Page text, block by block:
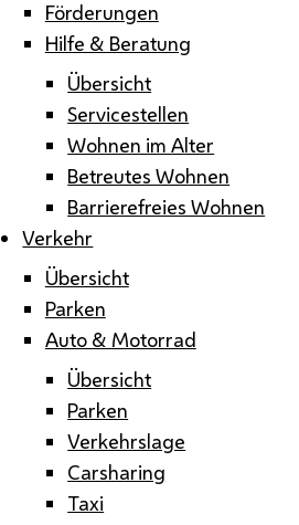
Förderungen
Hilfe & Beratung
Übersicht
Servicestellen
Wohnen im Alter
Betreutes Wohnen
Barrierefreies Wohnen
Verkehr
Übersicht
Parken
Auto & Motorrad
Übersicht
Parken
Verkehrslage
Carsharing
Taxi